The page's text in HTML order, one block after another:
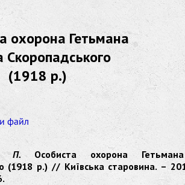
охорона Гетьмана
Скоропадського
(1918 р.)
файл
П. Особиста охорона
(1918 р.) // Київська старовина. –